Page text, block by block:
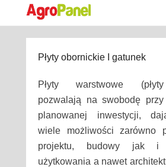
Płyty obornickie I gatunek
Płyty warstwowe
pozwalają na swobodę przy
planowanej inwestycji,
wiele możliwości zarówno
projektu, budowy jak i
użytkowania a nawet